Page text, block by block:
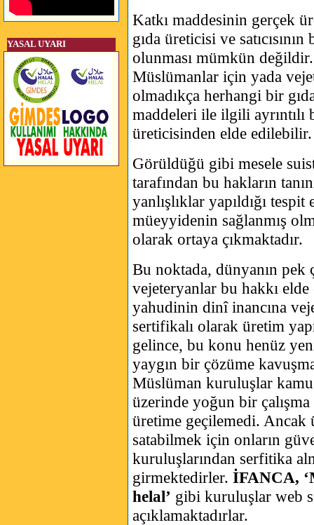
YASAL UYARI
Katkı maddesinin gerçek
gıda üreticisi ve
olunması mümkün
Müslümanlar için yada
olmadıkça herhangi bir
maddeleri ile ilgili ayrıntılı
üreticisinden elde edilebilir.
Görüldüğü gibi mesele
tarafından bu hakların
yanlışlıklar yapıldığı
müeyyidenin sağlanmış
olarak ortaya çıkmaktadır.
Bu noktada, dünyanın
vejeteryanlar bu hakkı
yahudinin dinî inancına
sertifikalı olarak üretim
gelince, bu konu henüz
yaygın bir çözüme
Müslüman kuruluşlar
üzerinde yoğun bir
üretime geçilemedi.
satabilmek için onların
kuruluşlarından serfitika
girmektedirler. İFANCA,
helal’ gibi kuruluşlar web
açıklamaktadırlar.